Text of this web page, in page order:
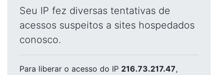
Seu IP fez diversas tentativas de
acessos suspeitos a sites hospedados
conosco.
Para liberar o acesso do IP 216.73.217.47,